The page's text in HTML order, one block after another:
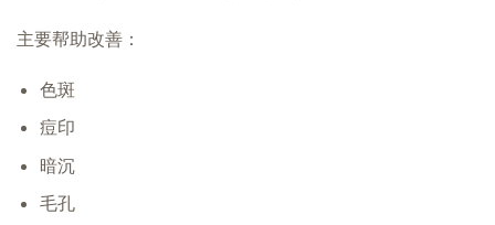
主要帮助改善：
色斑
痘印
暗沉
毛孔